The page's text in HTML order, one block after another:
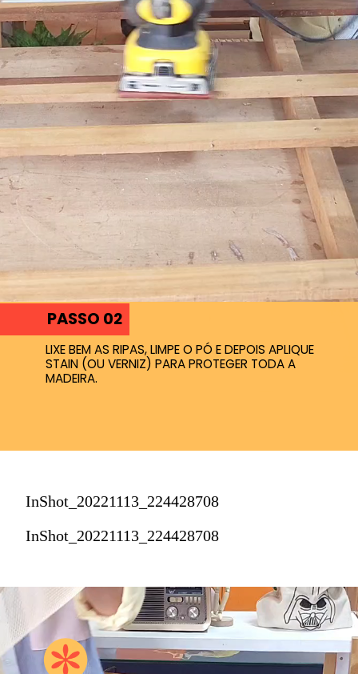
LIXE BEM AS RIPAS, LIMPE O PÓ E DEPOIS APLIQUE
STAIN (OU VERNIZ) PARA PROTEGER TODA A
MADEIRA.
PASSO 02
InShot_20221113_224428708
InShot_20221113_224428708